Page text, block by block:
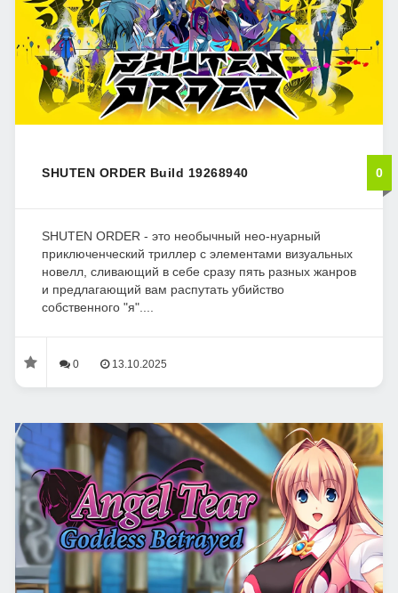
SHUTEN ORDER Build 19268940 0
SHUTEN ORDER - это необычный нео-нуарный
приключенческий триллер с элементами визуальных
новелл, сливающий в себе сразу пять разных жанров
и предлагающий вам распутать убийство
собственного "я"....
0 13.10.2025